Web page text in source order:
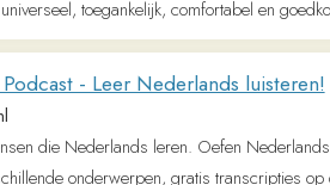
wereld, economie, politiek en ondernemen